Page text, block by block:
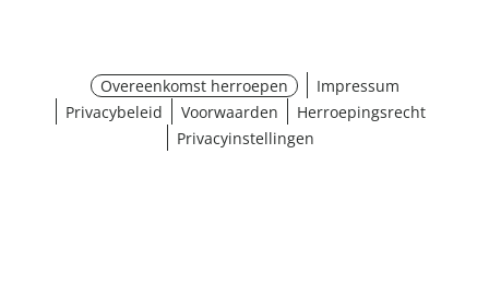
Overeenkomst herroepen
Impressum
Privacybeleid
Voorwaarden
Herroepingsrecht
Privacyinstellingen